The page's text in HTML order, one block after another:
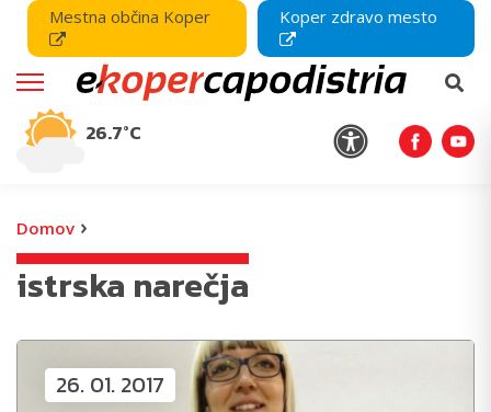
Mestna občina Koper Koper zdravo mesto
26.7°C
Domov ›
istrska narečja
26. 01. 2017